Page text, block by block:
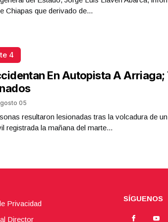
Chiapas que derivado de...
4
En Autopista A Arriaga;
05
resultaron lesionadas tras la volcadura de un
registrada la mañana del marte...
Plástico
Privacidad
Director
SÍGUENOS